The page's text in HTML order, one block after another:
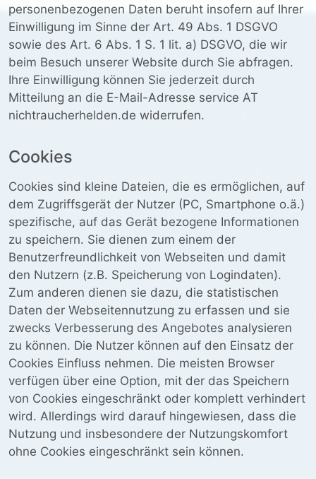
personenbezogenen Daten beruht insofern auf Ihrer
Einwilligung im Sinne der Art. 49 Abs. 1 DSGVO
sowie des Art. 6 Abs. 1 S. 1 lit. a) DSGVO, die wir
beim Besuch unserer Website durch Sie abfragen.
Ihre Einwilligung können Sie jederzeit durch
Mitteilung an die E-Mail-Adresse service AT
nichtraucherhelden.de widerrufen.
Cookies
Cookies sind kleine Dateien, die es ermöglichen, auf
dem Zugriffsgerät der Nutzer (PC, Smartphone o.ä.)
spezifische, auf das Gerät bezogene Informationen
zu speichern. Sie dienen zum einem der
Benutzerfreundlichkeit von Webseiten und damit
den Nutzern (z.B. Speicherung von Logindaten).
Zum anderen dienen sie dazu, die statistischen
Daten der Webseitennutzung zu erfassen und sie
zwecks Verbesserung des Angebotes analysieren
zu können. Die Nutzer können auf den Einsatz der
Cookies Einfluss nehmen. Die meisten Browser
verfügen über eine Option, mit der das Speichern
von Cookies eingeschränkt oder komplett verhindert
wird. Allerdings wird darauf hingewiesen, dass die
Nutzung und insbesondere der Nutzungskomfort
ohne Cookies eingeschränkt sein können.